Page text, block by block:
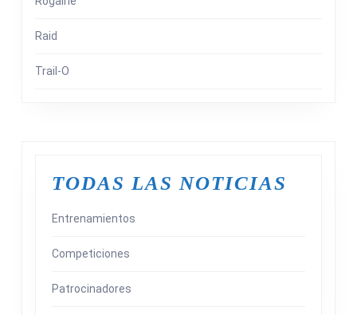
Raid
Trail-O
TODAS LAS NOTICIAS
Entrenamientos
Competiciones
Patrocinadores